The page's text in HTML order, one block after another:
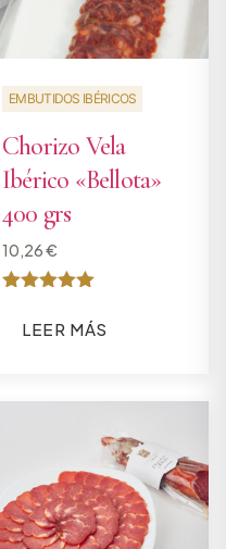
EMBUTIDOS IBÉRICOS
Chorizo Vela
Ibérico «Bellota»
400 grs
10,26€
conLEER MÁS